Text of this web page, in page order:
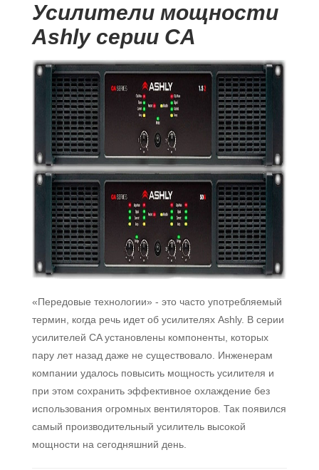
Усилители мощности
Ashly серии CA
«Передовые технологии» - это часто употребляемый
термин, когда речь идет об усилителях Ashly. В серии
усилителей CA установлены компоненты, которых
пару лет назад даже не существовало. Инженерам
компании удалось повысить мощность усилителя и
при этом сохранить эффективное охлаждение без
использования огромных вентиляторов. Так появился
самый производительный усилитель высокой
мощности на сегодняшний день.